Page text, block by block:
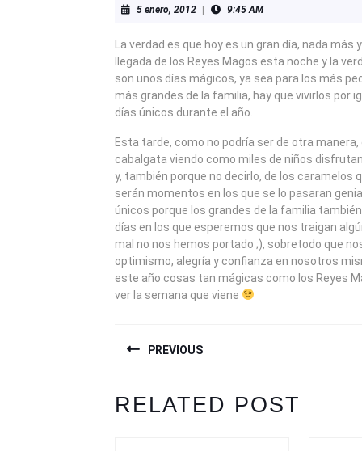
5 enero, 20125
2012
9:45 AM
La verdad es que hoy es un gran día, nada más
llegada de los Reyes Magos esta noche y la
son unos días mágicos, ya sea para los más
más grandes de la familia, hay que vivirlos por
días únicos durante el año.
Esta tarde, como no podría ser de otra
cabalgata viendo como miles de niños
y, también porque no decirlo, de los caramelos
serán momentos en los que se lo pasaran
únicos porque los grandes de la familia
días en los que esperemos que nos traigan
mal no nos hemos portado ;), sobretodo que
optimismo, alegría y confianza en nosotros
este año cosas tan mágicas como los Reyes
ver la semana que viene
DE
ENTRADAS
PREVIOUS
post:
RELATED POST